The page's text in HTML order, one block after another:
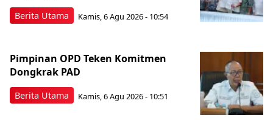
Berita Utama Kamis, 6 Agu 2026 - 10:54
Berita Utama
Pimpinan OPD Teken Komitmen
Dongkrak PAD
Kamis, 6 Agu 2026 - 10:51